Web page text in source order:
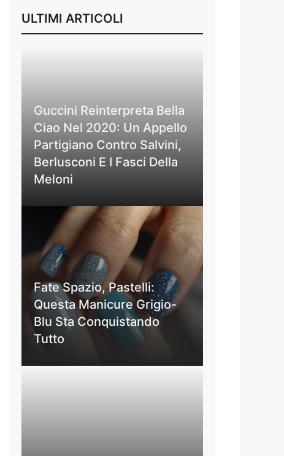
ULTIMI ARTICOLI
Guccini Reinterpreta Bella
Ciao Nel 2020: Un Appello
Partigiano Contro Salvini,
Berlusconi E I Fasci Della
Meloni
Fate Spazio, Pastelli:
Questa Manicure Grigio-
Blu Sta Conquistando
Tutto